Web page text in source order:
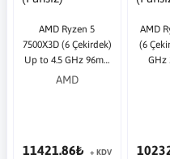
AMD Ryzen 5
7500X3D (6 Çekirdek)
Up to 4.5 GHz 96mb
AM5 İşlemci Tray
AMD
11421.86₺
+ KDV
AMD
(6
GHz
İşlemci